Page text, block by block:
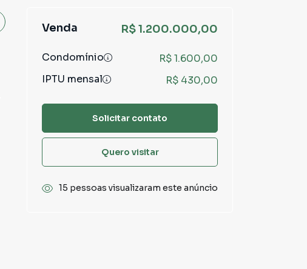
Venda R$ 1.200.000,00
Condomínio
R$ 1.600,00
IPTU mensal
R$ 430,00
Solicitar contato
Quero visitar
15 pessoas visualizaram este anúncio